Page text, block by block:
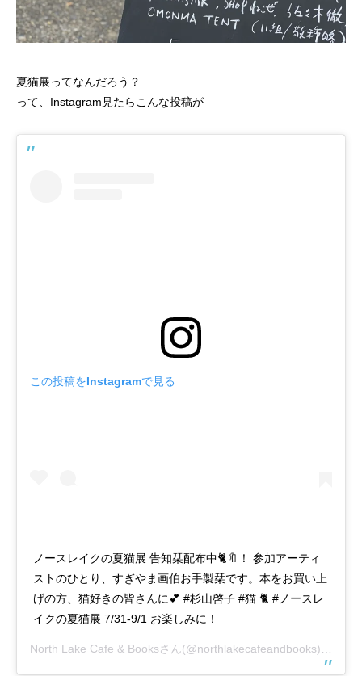
夏猫展ってなんだろう？
って、Instagram見たらこんな投稿が
この投稿をInstagramで見る
ノースレイクの夏猫展 告知栞配布中🐈🔖！ 参加アーティ
ストのひとり、すぎやま画伯お手製栞です。本をお買い上
げの方、猫好きの皆さんに💕 #杉山啓子 #猫 🐈 #ノースレ
イクの夏猫展 7/31-9/1 お楽しみに！
North Lake Cafe & Booksさん(@northlakecafeandbooks)がシェアした投稿 –